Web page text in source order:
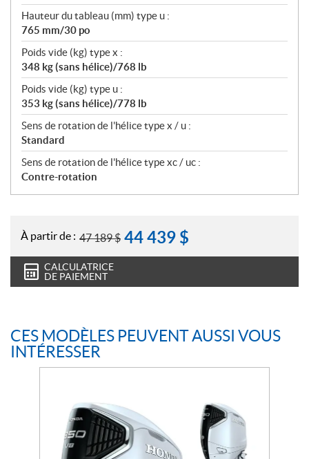
Hauteur du tableau (mm) type u :
765 mm/30 po
Poids vide (kg) type x :
348 kg (sans hélice)/768 lb
Poids vide (kg) type u :
353 kg (sans hélice)/778 lb
Sens de rotation de l'hélice type x / u :
Standard
Sens de rotation de l'hélice type xc / uc :
Contre-rotation
À partir de : 47 189$ 44 439 $
CALCULATRICE
DE PAIEMENT
CES MODÈLES PEUVENT AUSSI VOUS
INTÉRESSER